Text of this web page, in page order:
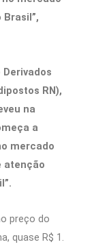
RN),
na
a
mercado
atenção
preço do
quase R$ 1.